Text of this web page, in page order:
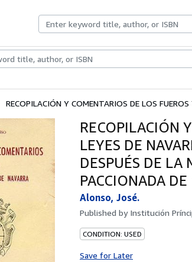
Rare BooksArt & Collectibles
RECOPILACIÓN Y COMENTARIOS DE LOS FUEROS
RECOPILACIÓN
LEYES DE
DESPUÉS DE LA
PACCIONADA
Alonso, José.
Published by Institución
CONDITION: USED
Save for Later